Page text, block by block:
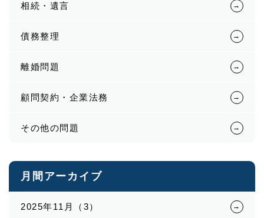
相続・遺言
債務整理
離婚問題
顧問契約・企業法務
その他の問題
月間アーカイブ
2025年11月（3）